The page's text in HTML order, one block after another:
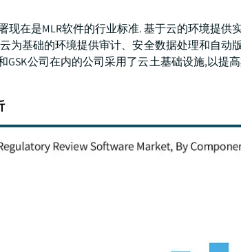
现在是MLR软件的行业标准. 基于云的环境提
为基础的环境提供审计、安全数据处理和自动
GSK公司在内的公司采用了云土基础设施,以提